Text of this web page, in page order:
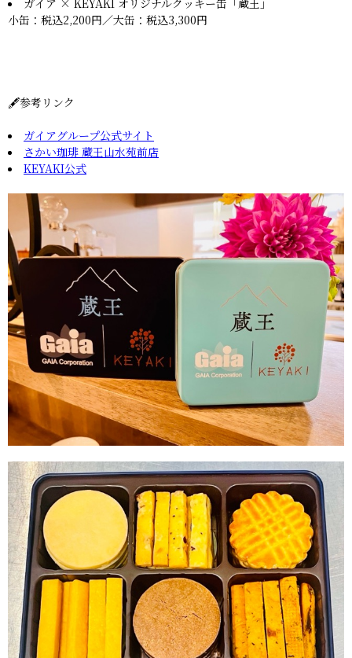
小缶：税込2,200円／大缶：税込3,300円
🖋️参考リンク
ガイアグループ公式サイト
さかい珈琲 蔵王山水苑前店
KEYAKI公式